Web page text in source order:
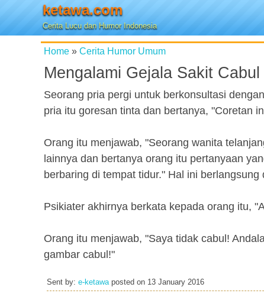
ketawa.com
Cerita Lucu dan Humor Indonesia
Home » Cerita Humor Umum
Mengalami Gejala Sakit Cabul
Seorang pria pergi untuk berkonsultasi
pria itu goresan tinta dan bertanya, "Coretan
Orang itu menjawab, "Seorang wanita
lainnya dan bertanya orang itu pertanyaan
berbaring di tempat tidur." Hal ini
Psikiater akhirnya berkata kepada orang itu,
Orang itu menjawab, "Saya tidak cabul!
gambar cabul!"
Sent by: e-ketawaposted on 13 January 2016